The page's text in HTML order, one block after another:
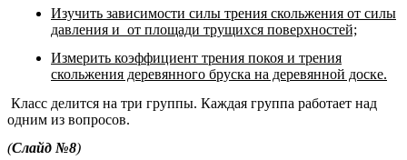
Изучить зависимости силы трения скольжения от силы
давления и от площади трущихся поверхностей;
Измерить коэффициент трения покоя и трения
скольжения деревянного бруска на деревянной доске.
Класс делится на три группы. Каждая группа работает над
одним из вопросов.
(Слайд №8)